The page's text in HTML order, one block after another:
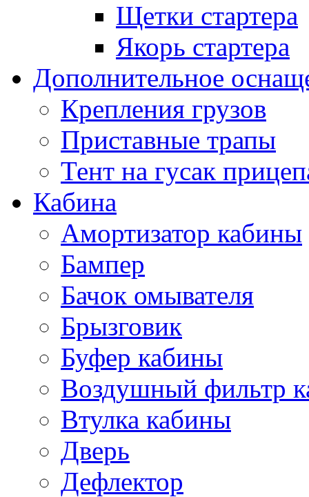
Щетки стартера
Якорь стартера
Дополнительное
Крепления грузов
Приставные трапы
Тент на гусак
Кабина
Амортизатор кабины
Бампер
Бачок омывателя
Брызговик
Буфер кабины
Воздушный фильтр
Втулка кабины
Дверь
Дефлектор